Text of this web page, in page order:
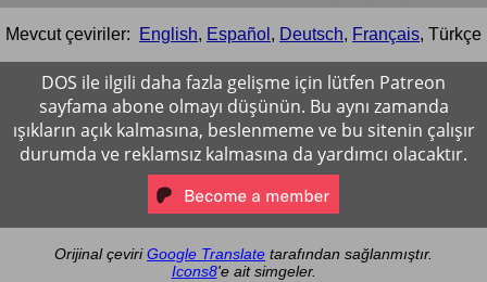
Mevcut çeviriler: English, Español , Deutsch, Français, Türkçe
DOS ile ilgili daha fazla gelişme için lütfen Patreon
sayfama abone olmayı düşünün. Bu aynı zamanda
ışıkların açık kalmasına, beslenmeme ve bu sitenin çalışır
durumda ve reklamsız kalmasına da yardımcı olacaktır.
Orijinal çeviriGoogle Translate tarafından sağlanmıştır.
Icons8'e ait simgeler.